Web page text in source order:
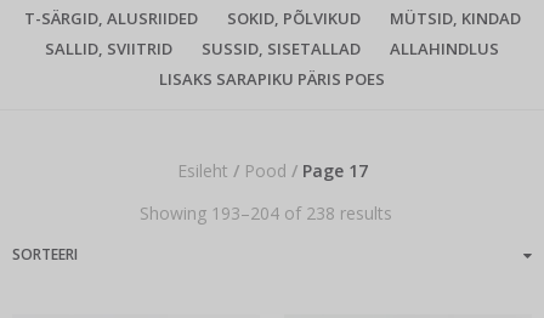
T-SÄRGID, ALUSRIIDED
SOKID, PÕLVIKUD
MÜTSID, KINDAD
SALLID, SVIITRID
SUSSID, SISETALLAD
ALLAHINDLUS
LISAKS SARAPIKU PÄRIS POES
Esileht / Pood /Page 17
Showing 193–204 of 238 results